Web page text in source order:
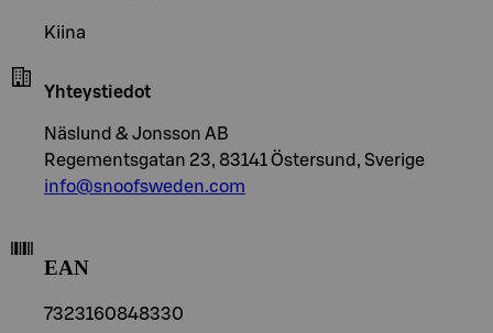
Kiina
Yhteystiedot
Näslund & Jonsson AB
Regementsgatan 23, 83141 Östersund, Sverige
info@snoofsweden.com
EAN
7323160848330